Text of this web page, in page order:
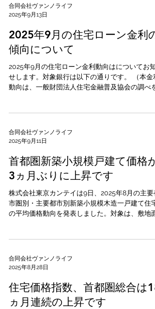
合同会社ヴァンノライフ
2025年9月13日
2025年9月の住宅ローン金利の
傾向について
2025年9月の住宅ローン金利動向はについてお知
せします。対象銀行は以下の通りです。 （本金
動向は、一般財団法人住宅金融普及協会の調べを
合同会社ヴァンノライフ
2025年9月11日
首都圏新築小規模戸建て価格が
3ヵ月ぶりに上昇です
株式会社東京カンテイは9日、2025年8月の主要
市圏別・主要都市別新築小規模木造一戸建て住宅
の平均価格動向を発表しました。対象は、敷地面
合同会社ヴァンノライフ
2025年8月28日
住宅価格指数、首都圏総合は18
ヵ月連続の上昇です